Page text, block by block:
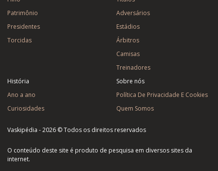
Patrimônio
Presidentes
Torcidas
Adversários
Estádios
Árbitros
Camisas
Treinadores
História
Ano a ano
Curiosidades
Sobre nós
Política De Privacidade E Cookies
Quem Somos
Vaskipédia - 2026 © Todos os direitos reservados
O conteúdo deste site é produto de pesquisa em diversos sites da
internet.